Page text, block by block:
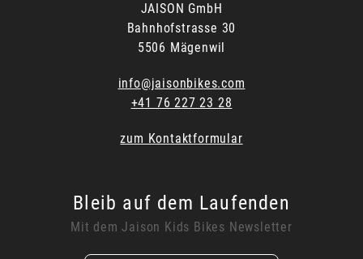
JAISON GmbH
Bahnhofstrasse 30
5506 Mägenwil
info@jaisonbikes.com
+41 76 227 23 28
zum Kontaktformular
Bleib auf dem Laufenden
Mit dem Jaison Kids Bikes Newsletter